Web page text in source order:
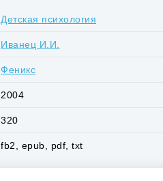
Детская психология
Иванец И.И.
Феникс
2004
320
fb2, epub, pdf, txt